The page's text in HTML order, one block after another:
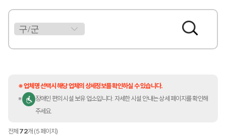
※ 업체명 선택시 해당 업체의 상세정보를 확인하실 수 있습니다.
※
장애인 편의 시설 보유 업소입니다. 자세한 시설 안내는 상세 페이지를 확인해
주세요.
전체 72개 (5 페이지)